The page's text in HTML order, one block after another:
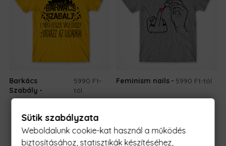
Barkács
Szabály
5990 Ft-
tól
Feminism nails 5990 Ft-tól
Sütik szabályzata
Weboldalunk cookie-kat használ a működés
biztosításához, statisztikák készítéséhez,